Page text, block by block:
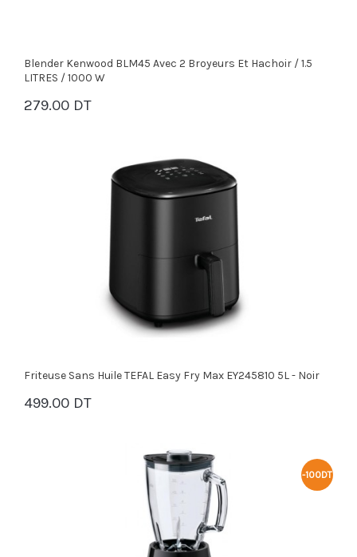
Blender Kenwood BLM45 Avec 2 Broyeurs Et Hachoir / 1.5
LITRES / 1000 W
279.00 DT
PANIER
Friteuse Sans Huile TEFAL Easy Fry Max EY245810 5L - Noir
499.00 DT
PANIER
-100DT